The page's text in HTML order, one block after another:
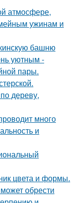
атмосфере,
ужинам и
башню
уютным -
пары.
дереву,
много
и
цвета и формы.
обрести